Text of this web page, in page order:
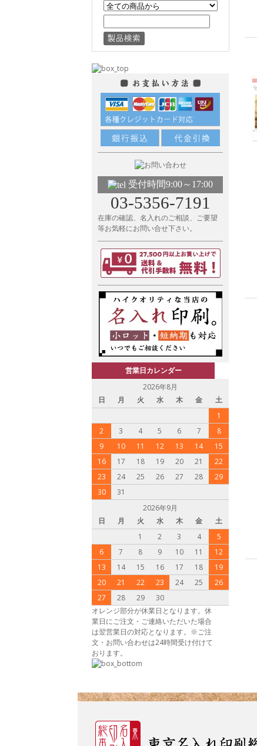
受付時間9:00～17:00
03-5356-7191
在庫の確認、名入れのご相談、ご要望
等お気軽にお問い合せ下さい。
営業日カレンダー
2026年8月
日
月 火 水 木 金
土
1
2
3 4 5 6 7
8
9
10 11 12 13 14
15
16
17 18 19 20 21
22
23
24 25 26 27 28
29
30
31
2026年9月
日
月 火 水 木 金
土
1
2 3 4
5
6
7 8 9 10 11
12
13
14 15 16 17 18
19
20
21 22 23 24 25
26
27
28 29
30
オレンジ部分が休業日となります。休
業日にご注文・ご連絡いただいた場合
は翌営業日の対応となります。※ご注
文・お問い合わせは24時間受け付けて
おります。